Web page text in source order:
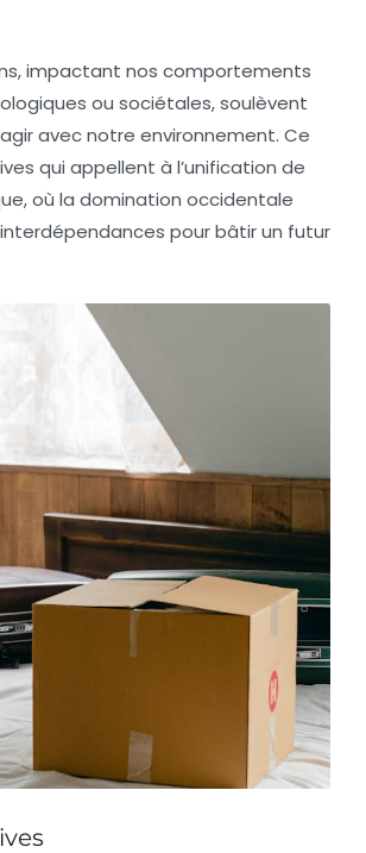
impactant nos comportements
ou sociétales, soulèvent
avec notre environnement. Ce
qui appellent à l’unification de
où la domination occidentale
pour bâtir un futur